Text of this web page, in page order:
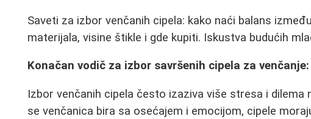
Saveti za izbor venčanih cipela: kako naći balans
materijala, visine štikle i gde kupiti. Iskustva budućih
Konačan vodič za izbor savršenih cipela za
Izbor venčanih cipela često izaziva više stresa i dilema
se venčanica bira sa osećajem i emocijom, cipele